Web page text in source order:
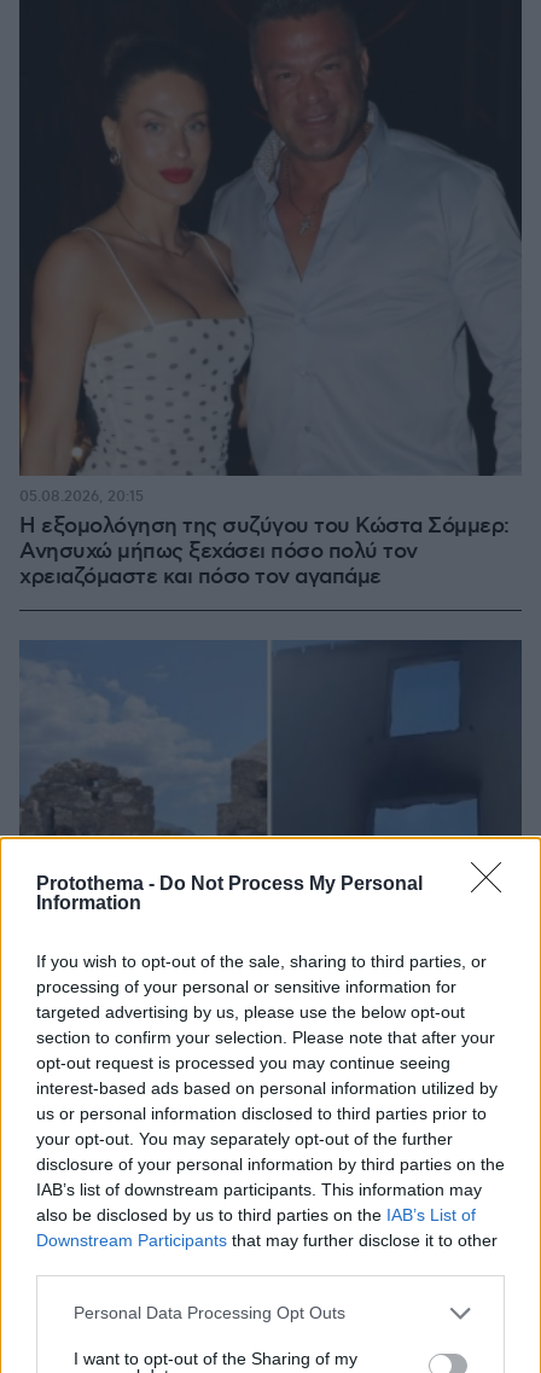
Protothema - Do Not Process My Personal
Information
If you wish to opt-out of the sale, sharing to third parties, or
processing of your personal or sensitive information for
targeted advertising by us, please use the below opt-out
section to confirm your selection. Please note that after your
opt-out request is processed you may continue seeing
interest-based ads based on personal information utilized by
us or personal information disclosed to third parties prior to
your opt-out. You may separately opt-out of the further
disclosure of your personal information by third parties on the
IAB’s list of downstream participants. This information may
also be disclosed by us to third parties on the IAB’s List of
Downstream Participants that may further disclose it to other
Please note that this website/app uses one or more Google
not limited to your visit or usage behaviour. You may click to
Personal Data Processing Opt Outs
I want to opt-out of the Sharing of my
Η εξομολόγηση της συζύγου του Κώστα Σόμμερ:
Ανησυχώ μήπως ξεχάσει πόσο πολύ τον
χρειαζόμαστε και πόσο τον αγαπάμε
05.08.2026, 20:15
Ζευγάρι Βρετανών με 3 παιδιά πούλησαν τα πάντα
για να αγοράσουν σπίτι στην Αιγιάλεια,
καταστράφηκε από την πυρκαγιά λίγο πριν
μετακομίσουν, φωτογραφίες
05.08.2026, 19:53
Δημοκρατικός σε παραλία της Χαβάης